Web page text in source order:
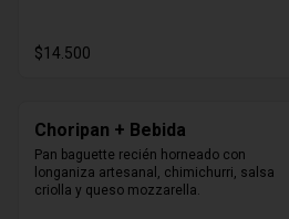
$14.500
Choripan + Bebida
Pan baguette recién horneado con
longaniza artesanal, chimichurri, salsa
criolla y queso mozzarella.